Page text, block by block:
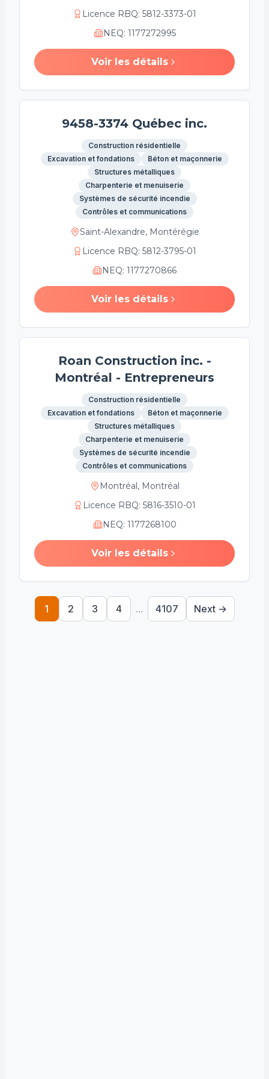
Licence RBQ: 5812-3373-01
NEQ: 1177272995
Voir les détails
9458-3374 Québec inc.
Construction résidentielle
Excavation et fondations
Béton et maçonnerie
Structures métalliques
Charpenterie et menuiserie
Systèmes de sécurité incendie
Contrôles et communications
Saint-Alexandre, Montérégie
Licence RBQ: 5812-3795-01
NEQ: 1177270866
Voir les détails
Roan Construction inc. -
Montréal - Entrepreneurs
Construction résidentielle
Excavation et fondations
Béton et maçonnerie
Structures métalliques
Charpenterie et menuiserie
Systèmes de sécurité incendie
Contrôles et communications
Montréal, Montréal
Licence RBQ: 5816-3510-01
NEQ: 1177268100
Voir les détails
1 2 3 4 ... 4107 Next →